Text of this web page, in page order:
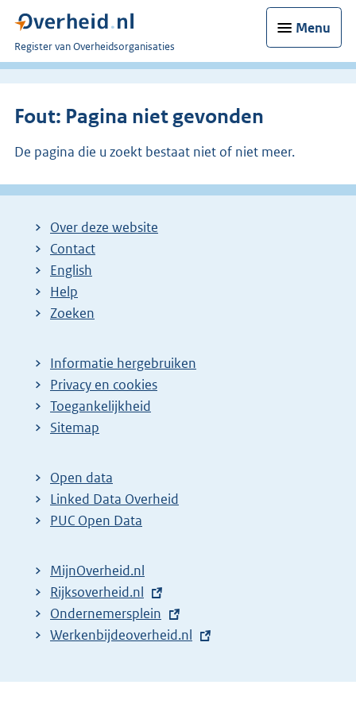
Menu
U
bent
Register van Overheidsorganisaties
Fout: Pagina niet gevonden
De pagina die u zoekt bestaat niet of niet meer.
Over deze website
Contact
English
Help
Zoeken
Informatie hergebruiken
Privacy en cookies
Toegankelijkheid
Sitemap
Open data
Linked Data Overheid
PUC Open Data
MijnOverheid.nl
E
x
t
r
Rijksoverheid.nl
E
x
e
Ondernemersplein
E
t
Werkenbijdeoverheid.nl